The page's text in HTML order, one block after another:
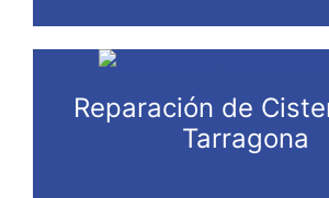
Reparación de
Tarragona